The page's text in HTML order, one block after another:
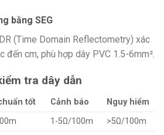
bằng SEG
(Time Domain Reflectometry) xác
đến cm, phù hợp dây PVC 1.5-6mm².
tra dây dẫn
tốt Cảnh báo
Nguy hiểm
1-5Ω/100m
>5Ω/100m